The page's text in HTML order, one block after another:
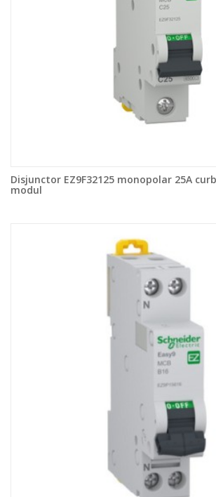
Disjunctor EZ9F32125 monopolar 25A
modul